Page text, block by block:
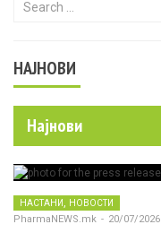
НАЈНОВИ
Најнови
НАСТАНИ, НОВОСТИ
PharmaNEWS.mk - 20/07/2026